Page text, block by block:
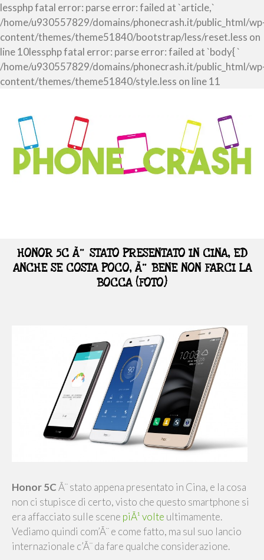
lessphp fatal error: parse error: failed at `article,`
/home/u930557829/domains/phonecrash.it/public_html/
content/themes/theme51840/bootstrap/less/reset.less on
line 10lessphp fatal error: parse error: failed at `body{ `
/home/u930557829/domains/phonecrash.it/public_html/
content/themes/theme51840/style.less on line 11
HONOR 5C Ã¨ STATO PRESENTATO IN CINA, ED
ANCHE SE COSTA POCO, Ã¨ BENE NON FARCI LA
BOCCA (FOTO)
Honor 5CÃ¨ stato appena presentato in Cina, e la cosa
non ci stupisce di certo, visto che questo smartphone si
era affacciato sulle scene piÃ¹ volte ultimamente.
Vediamo quindi com’Ã¨ e come fatto, ma sul suo lancio
internazionale c’Ã¨ da fare qualche considerazione.